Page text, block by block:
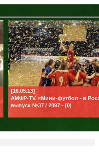
[16.05.13]
АМФР-TV. «Мини-футбол - в
выпуск №37 / 2897 - (0)